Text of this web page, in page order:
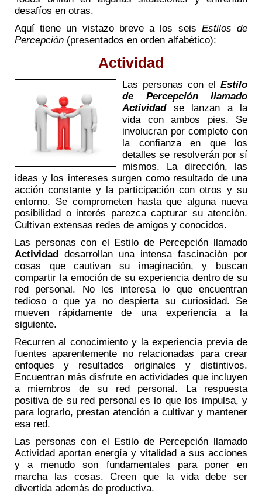
desafíos en otras.
Aquí tiene un vistazo breve a los seis Estilos de
Percepción (presentados en orden alfabético):
Actividad
Las personas con el Estilo
de Percepción llamado
Actividadse lanzan a la
vida con ambos pies. Se
involucran por completo con
la confianza en que los
detalles se resolverán por sí
mismos. La dirección, las
ideas y los intereses surgen como resultado de una
acción constante y la participación con otros y su
entorno. Se comprometen hasta que alguna nueva
posibilidad o interés parezca capturar su atención.
Cultivan extensas redes de amigos y conocidos.
Las personas con el Estilo de Percepción llamado
Actividad
desarrollan una intensa fascinación por
cosas que cautivan su imaginación, y buscan
compartir la emoción de su experiencia dentro de su
red personal. No les interesa lo que encuentran
tedioso o que ya no despierta su curiosidad. Se
mueven rápidamente de una experiencia a la
siguiente.
Recurren al conocimiento y la experiencia previa de
fuentes aparentemente no relacionadas para crear
enfoques y resultados originales y distintivos.
Encuentran más disfrute en actividades que incluyen
a miembros de su red personal. La respuesta
positiva de su red personal es lo que los impulsa, y
para lograrlo, prestan atención a cultivar y mantener
esa red.
Las personas con el Estilo de Percepción llamado
Actividad aportan energía y vitalidad a sus acciones
y a menudo son fundamentales para poner en
marcha las cosas. Creen que la vida debe ser
divertida además de productiva.